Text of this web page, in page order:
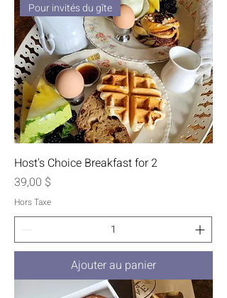
Pour invités du gîte
Host's Choice Breakfast for 2
Prix
39,00 $
Hors Taxe
Ajouter au panier